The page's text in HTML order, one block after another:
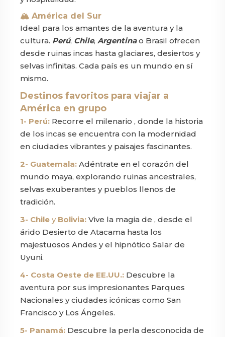
🏔 América del Sur
Ideal para los amantes de la aventura y la
cultura. Perú, Chile, Argentinao Brasil ofrecen
desde ruinas incas hasta glaciares, desiertos y
selvas infinitas. Cada país es un mundo en sí
mismo.
Destinos favoritos para viajar a
América en grupo
1- Perú: Recorre el milenario , donde la historia
de los incas se encuentra con la modernidad
en ciudades vibrantes y paisajes fascinantes.
2- Guatemala: Adéntrate en el corazón del
mundo maya, explorando ruinas ancestrales,
selvas exuberantes y pueblos llenos de
tradición.
3- Chile y Bolivia: Vive la magia de , desde el
árido Desierto de Atacama hasta los
majestuosos Andes y el hipnótico Salar de
Uyuni.
4- Costa Oeste de EE.UU.: Descubre la
aventura por sus impresionantes Parques
Nacionales y ciudades icónicas como San
Francisco y Los Ángeles.
5- Panamá: Descubre la perla desconocida de